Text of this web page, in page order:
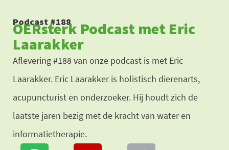
naar
inhoud
Podcast #188
OERsterk Podcast met Eric
Laarakker
Aflevering #188 van onze podcast is met Eric
Laarakker. Eric Laarakker is holistisch dierenarts,
acupuncturist en onderzoeker. Hij houdt zich de
laatste jaren bezig met de kracht van water en
informatietherapie.